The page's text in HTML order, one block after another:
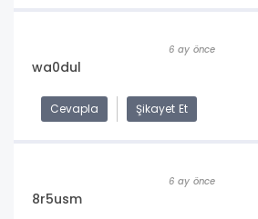
6 ay önce
wa0dul
Cevapla Şikayet Et
6 ay önce
8r5usm